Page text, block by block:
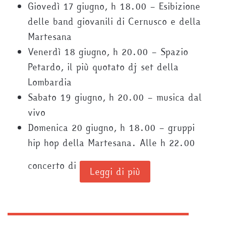
Giovedì 17 giugno, h 18.00 – Esibizione
delle band giovanili di Cernusco e della
Martesana
Venerdì 18 giugno, h 20.00 – Spazio
Petardo, il più quotato dj set della
Lombardia
Sabato 19 giugno, h 20.00 – musica dal
vivo
Domenica 20 giugno, h 18.00 – gruppi
hip hop della Martesana. Alle h 22.00
concerto di
Leggi di più